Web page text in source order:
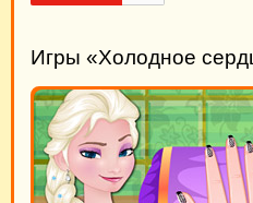
Игры «Холодное